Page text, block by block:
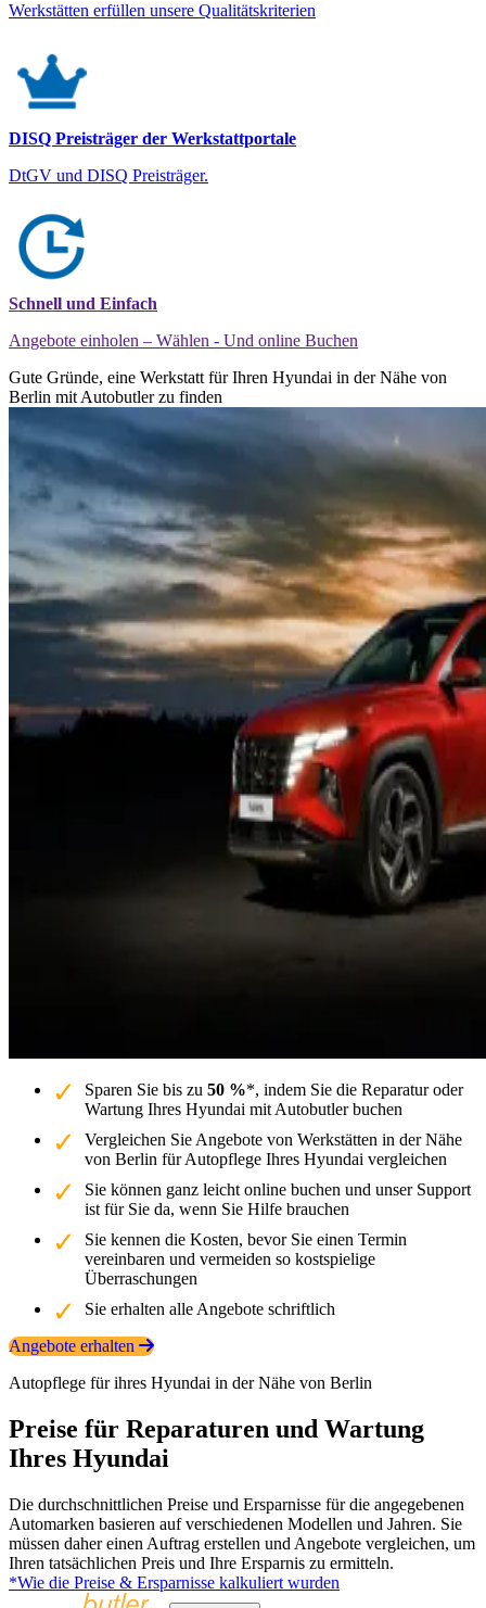
Werkstätten erfüllen unsere Qualitätskriterien
DISQ Preisträger der Werkstattportale
DtGV und DISQ Preisträger.
Schnell und Einfach
Angebote einholen – Wählen - Und online Buchen
Gute Gründe, eine Werkstatt für Ihren Hyundai in der Nähe von
Berlin mit Autobutler zu finden
Sparen Sie bis zu 50 %*, indem Sie die Reparatur oder
Wartung Ihres Hyundai mit Autobutler buchen
Vergleichen Sie Angebote von Werkstätten in der Nähe
von Berlin für Autopflege Ihres Hyundai vergleichen
Sie können ganz leicht online buchen und unser Support
ist für Sie da, wenn Sie Hilfe brauchen
Sie kennen die Kosten, bevor Sie einen Termin
vereinbaren und vermeiden so kostspielige
Überraschungen
Sie erhalten alle Angebote schriftlich
Angebote erhalten
Autopflege für ihres Hyundai in der Nähe von Berlin
Preise für Reparaturen und Wartung
Ihres Hyundai
Die durchschnittlichen Preise und Ersparnisse für die angegebenen
Automarken basieren auf verschiedenen Modellen und Jahren. Sie
müssen daher einen Auftrag erstellen und Angebote vergleichen, um
Ihren tatsächlichen Preis und Ihre Ersparnis zu ermitteln.
*Wie die Preise & Ersparnisse kalkuliert wurden